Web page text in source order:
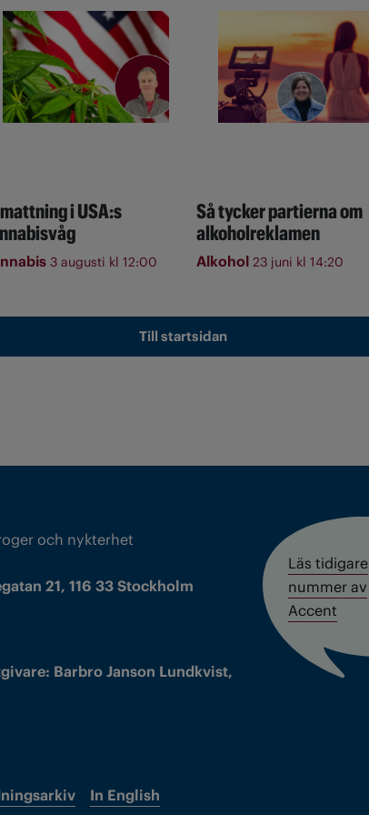
i USA:s
3 augusti kl 12:00
Så tycker partierna om
alkoholreklamen
Alkohol 23 juni kl 14:20
Till startsidan
och nykterhet
21, 116 33 Stockholm
Barbro Janson Lundkvist,
In English
Läs tidigare
nummer av
Accent